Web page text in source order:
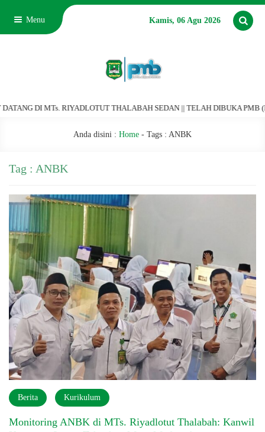
Menu Kamis, 06 Agu 2026
DI MTs. RIYADLOTUT THALABAH SEDAN || TELAH DIBUKA PMB
Anda disini : Home - Tags : ANBK
Tag : ANBK
Berita Kurikulum
Monitoring ANBK di MTs. Riyadlotut Thalabah: Kanwil